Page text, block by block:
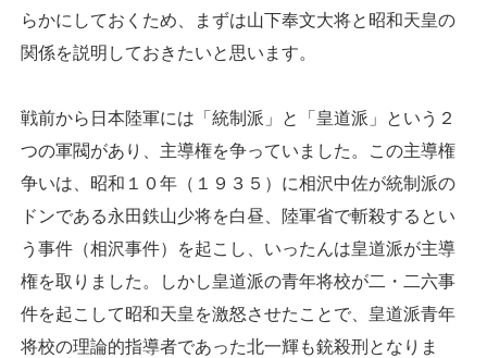
らかにしておくため、まずは山下奉文大将と昭和天皇の
関係を説明しておきたいと思います。
戦前から日本陸軍には「統制派」と「皇道派」という２
つの軍閥があり、主導権を争っていました。この主導権
争いは、昭和１０年（１９３５）に相沢中佐が統制派の
ドンである永田鉄山少将を白昼、陸軍省で斬殺するとい
う事件（相沢事件）を起こし、いったんは皇道派が主導
権を取りました。しかし皇道派の青年将校が二・二六事
件を起こして昭和天皇を激怒させたことで、皇道派青年
将校の理論的指導者であった北一輝も銃殺刑となりま